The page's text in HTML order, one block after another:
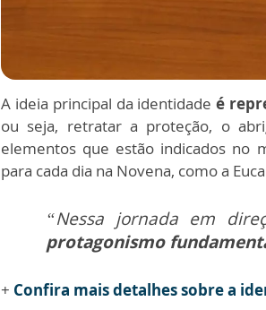
A ideia principal da identidadeé
ou seja, retratar a proteção, o
elementos que estão indicados no
para cada dia na Novena, como a
“Nessa jornada em
protagonismo
+ Confira mais detalhes sobre a